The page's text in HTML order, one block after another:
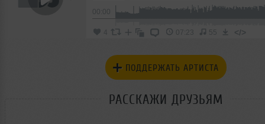
07:23 55 </>
ПОДДЕРЖАТЬ АРТИСТА
РАССКАЖИ ДРУЗЬЯМ